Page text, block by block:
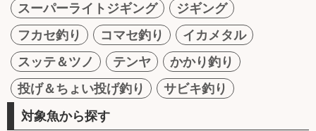
スーパーライトジギング
ジギング
フカセ釣り
コマセ釣り
イカメタル
スッテ＆ツノ
テンヤ
かかり釣り
投げ＆ちょい投げ釣り
サビキ釣り
対象魚から探す